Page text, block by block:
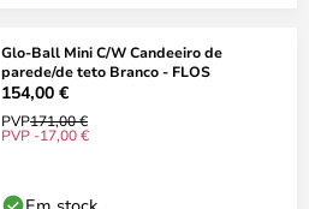
Glo-Ball Mini C/W Candeeiro de
parede/de teto Branco - FLOS
154,00 €
PVP171,00 €
PVP -17,00 €